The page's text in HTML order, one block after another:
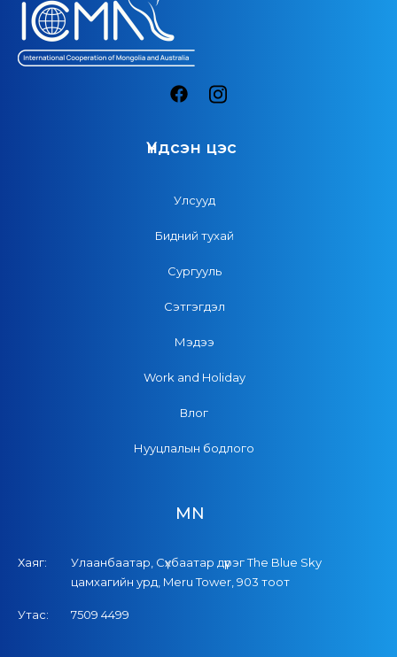
Үндсэн цэс
Улсууд
Бидний тухай
Сургууль
Сэтгэгдэл
Мэдээ
Work and Holiday
Влог
Нууцлалын бодлого
MN
Хаяг:
Улаанбаатар, Сүхбаатар дүүрэг The Blue Sky
цамхагийн урд, Meru Tower, 903 тоот
Утас: 7509 4499